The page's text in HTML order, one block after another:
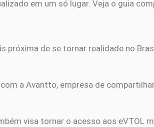
em um só lugar. Veja o guia
de se tornar realidade no
a Avantto, empresa de
visa tornar o acesso aos eVTOL